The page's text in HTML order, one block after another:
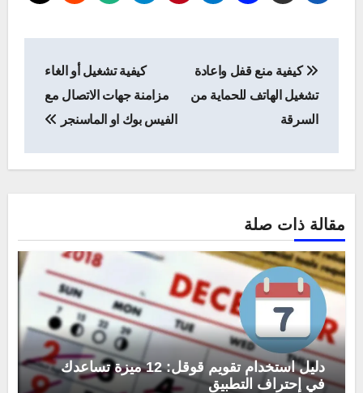
المقالات
كيفية منع قفل واعادة
تشغيل الهاتف للحماية من
السرقة
كيفية تشغيل أو الغاء
مزامنة جهات الاتصال مع
الفيس بوك او الماسنجر
مقالة ذات صلة
دليل استخدام تقويم قوقل: 12 ميزة تساعدك
في إحتراف التطبيق